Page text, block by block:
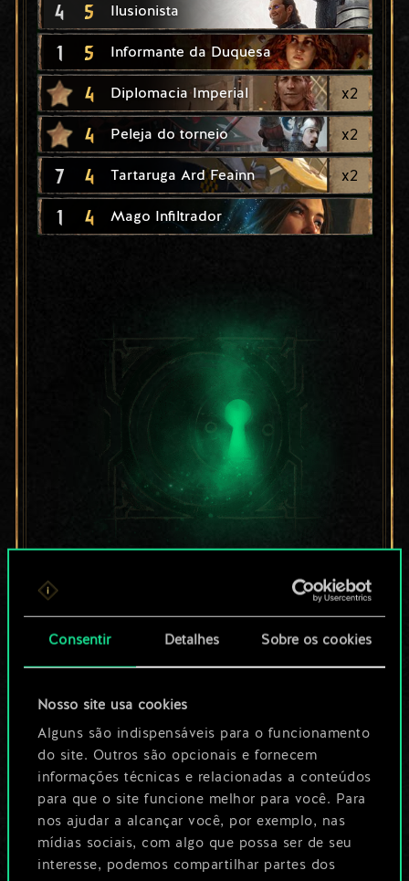
Consentir Detalhes Sobre os cookies
Nosso site usa cookies
Alguns são indispensáveis para o funcionamento
do site. Outros são opcionais e fornecem
informações técnicas e relacionadas a conteúdos
para que o site funcione melhor para você. Para
nos ajudar a alcançar você, por exemplo, nas
mídias sociais, com algo que possa ser de seu
interesse, podemos compartilhar partes dos
4 5 Ilusionista
1 5 Informante da Duquesa
4 Diplomacia Imperial x2
4 Peleja do torneio x2
7 4 Tartaruga Ard Feainn x2
1 4 Mago Infiltrador
Por enquanto, isto é
apenas um conjunto
compartilhado.
No entanto, dá para
ser muito mais!
Dê um nome para este baralho e crie
um guia